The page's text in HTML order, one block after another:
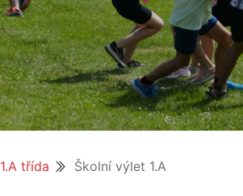
1.A třída Školní výlet 1.A